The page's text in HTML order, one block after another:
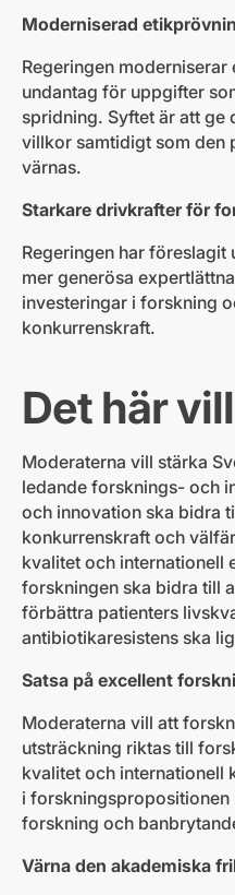
Moderniserad
Regeringen
undantag för uppgifter
spridning. Syftet är att
villkor samtidigt som den
värnas.
Starkare drivkrafter för
Regeringen har
mer generösa
investeringar i forskning
konkurrenskraft.
Det här
Moderaterna vill stärka
ledande forsknings- och
och innovation ska bidra
konkurrenskraft och
kvalitet och internationell
forskningen ska bidra till
förbättra patienters
antibiotikaresistens ska
Satsa på excellent
Moderaterna vill att
utsträckning riktas till
kvalitet och internationell
i
forskning och
Värna den akademiska